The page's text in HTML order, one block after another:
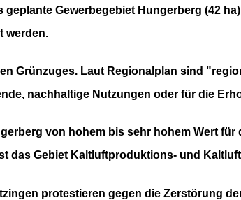
Gewerbegebiet Hungerberg (42
werden.
Grünzuges. Laut Regionalplan sind
nachhaltige Nutzungen oder für die
von hohem bis sehr hohem Wert
das Gebiet Kaltluftproduktions- und
protestieren gegen die Zerstörung